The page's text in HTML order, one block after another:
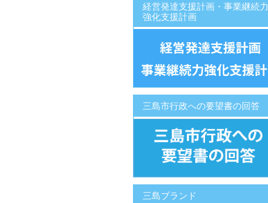
経営発達支援計画・事業継続力
強化支援計画
三島市行政への要望書の回答
三島ブランド